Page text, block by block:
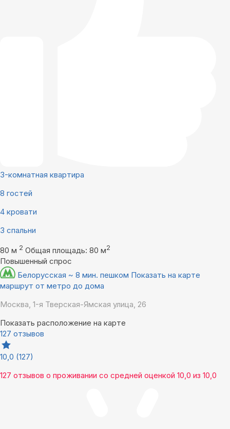
3-комнатная квартира
8 гостей
4 кровати
3 спальни
80 м 2 Общая площадь: 80 м2
Повышенный спрос
Белорусская ~ 8 мин. пешком Показать на карте
маршрут от метро до дома
Москва, 1-я Тверская-Ямская улица, 26
Показать расположение на карте
127 отзывов
10,0 (127)
127 отзывов о проживании со средней оценкой 10,0 из 10,0